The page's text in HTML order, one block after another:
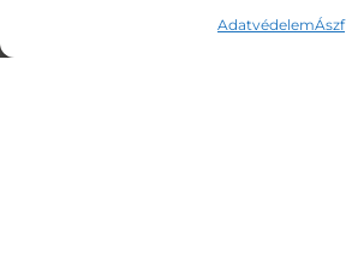
AdatvédelemÁszf